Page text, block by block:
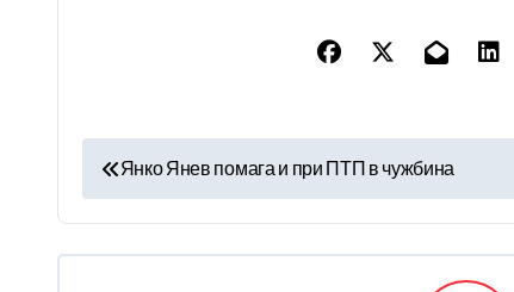
Н
а
в
Янко Янев помага и при ПТП в чужбина